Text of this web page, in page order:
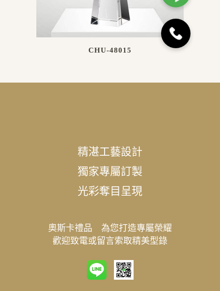
CHU-48015
精湛工藝設計
獨家專屬訂製
光彩奪目呈現
奧斯卡禮品 為您打造專屬榮耀
歡迎致電或留言索取精美型錄